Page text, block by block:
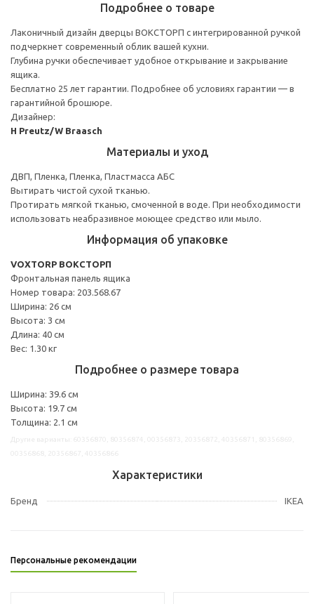
Подробнее о товаре
Лаконичный дизайн дверцы ВОКСТОРП с интегрированной ручкой
подчеркнет современный облик вашей кухни.
Глубина ручки обеспечивает удобное открывание и закрывание
ящика.
Бесплатно 25 лет гарантии. Подробнее об условиях гарантии — в
гарантийной брошюре.
Дизайнер:
H Preutz/W Braasch
Материалы и уход
ДВП, Пленка, Пленка, Пластмасса АБС
Вытирать чистой сухой тканью.
Протирать мягкой тканью, смоченной в воде. При необходимости
использовать неабразивное моющее средство или мыло.
Информация об упаковке
VOXTORP ВОКСТОРП
Фронтальная панель ящика
Номер товара: 203.568.67
Ширина: 26 см
Высота: 3 см
Длина: 40 см
Вес: 1.30 кг
Подробнее о размере товара
Ширина: 39.6 см
Высота: 19.7 см
Толщина: 2.1 см
Характеристики
Бренд IKEA
Персональные рекомендации